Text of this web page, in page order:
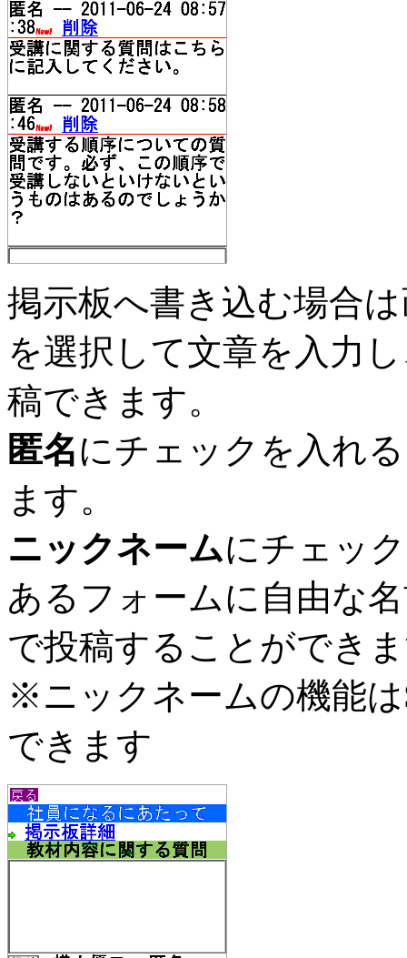
掲示板へ書き込む場合
を選択して文章を入力
稿できます。
匿名にチェックを入れ
ます。
ニックネームにチェッ
あるフォームに自由な
で投稿することができ
※ニックネームの機能は
できます